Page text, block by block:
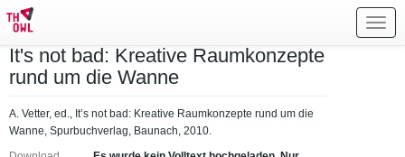
It's not bad: Kreative Raumkonzepte
rund um die Wanne
A. Vetter, ed., It’s not bad: Kreative Raumkonzepte rund um die
Wanne, Spurbuchverlag, Baunach, 2010.